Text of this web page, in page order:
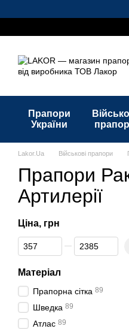
Прапори
України
Lakor.Ua Військові прапори
Прапори
Артилерії
Ціна, грн
Від Ціна, грн
До Ціна, грн
Матеріал
Прапорна сітка 89
Шведка 89
Атлас 89